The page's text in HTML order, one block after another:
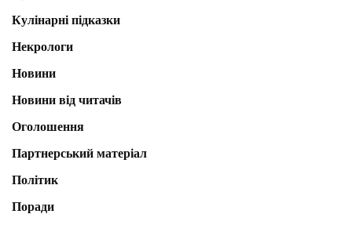
Кулінарні підказки
Некрологи
Новини
Новини від читачів
Оголошення
Партнерський матеріал
Політик
Поради